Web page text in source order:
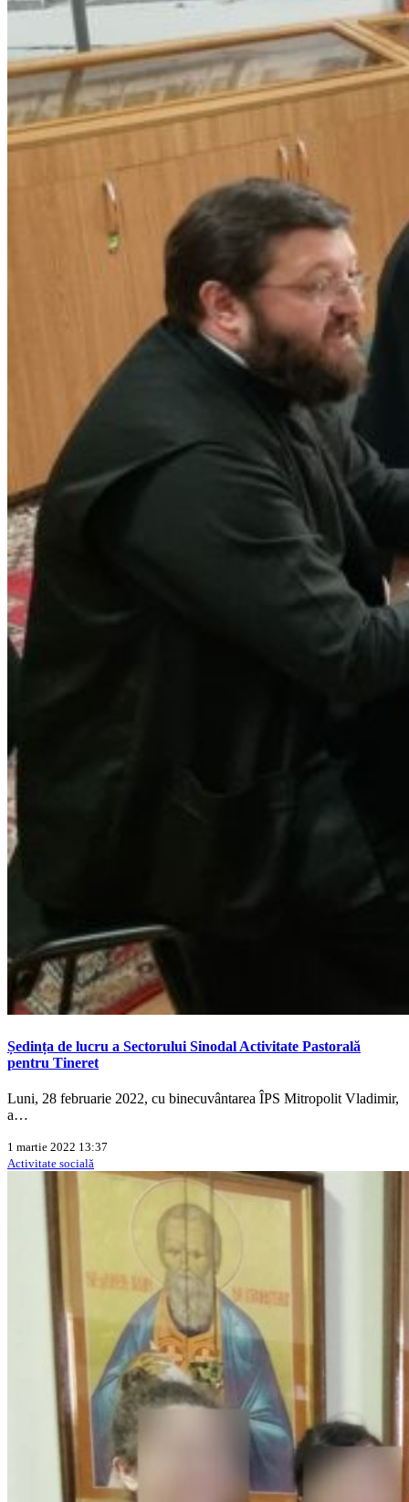
Ședința de lucru a Sectorului Sinodal Activitate Pastorală
pentru Tineret
Luni, 28 februarie 2022, cu binecuvântarea ÎPS Mitropolit Vladimir,
a…
1 martie 2022 13:37
Activitate socială